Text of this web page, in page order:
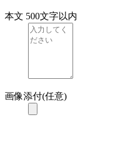
本文 500文字以内
画像添付(任意)